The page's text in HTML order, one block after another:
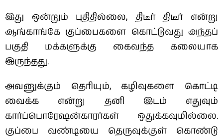
இது ஒன்றும் புதிதில்லை, திடீர் திடீர் என்று
ஆங்காங்கே குப்பைகளை கொட்டுவது அந்தப்
பகுதி மக்களுக்கு கைவந்த கலையாக
இருந்தது.
அவனுக்கும் தெரியும், கழிவுகளை கொட்டி
வைக்க என்று தனி இடம் எதுவும்
கார்ப்பொரேஷன்காரர்கள் ஒதுக்கவுமில்லை.
குப்பை வண்டியை தெருவுக்குள் கொண்டு